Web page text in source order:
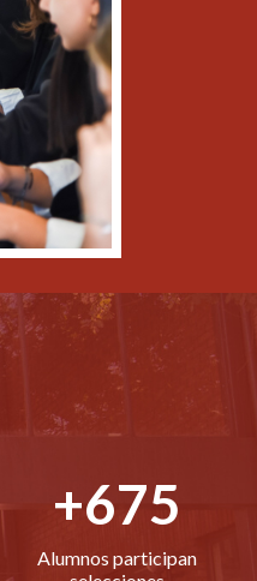
+675
Alumnos participan